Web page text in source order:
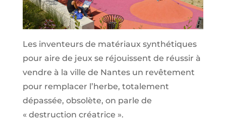
Les inventeurs de matériaux synthétiques
pour aire de jeux se réjouissent de réussir à
vendre à la ville de Nantes un revêtement
pour remplacer l’herbe, totalement
dépassée, obsolète, on parle de
« destruction créatrice ».